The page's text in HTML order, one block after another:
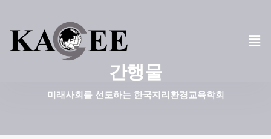
콘
텐
기
간행물
미래사회를 선도하는 한국지리환경교육학회